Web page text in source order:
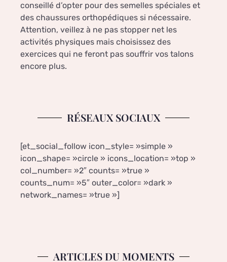
conseillé d’opter pour des semelles spéciales et
des chaussures orthopédiques si nécessaire.
Attention, veillez à ne pas stopper net les
activités physiques mais choisissez des
exercices qui ne feront pas souffrir vos talons
encore plus.
RÉSEAUX SOCIAUX
[et_social_follow icon_style= »simple »
icon_shape= »circle » icons_location= »top »
col_number= »2″ counts= »true »
counts_num= »5″ outer_color= »dark »
network_names= »true »]
ARTICLES DU MOMENTS